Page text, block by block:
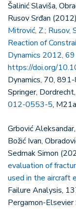
Šalinić Slaviša,
Rusov Srđan
Mitrović, Z.; Rusov,
Reaction of
Dynamics 2012,
https://doi.org/
Dynamics, 70,
Springer,
012-0553-5,
Grbović
Božić Ivan,
Sedmak Simon
evaluation of
used in the aircraft
Failure Analysis,
Pergamon-